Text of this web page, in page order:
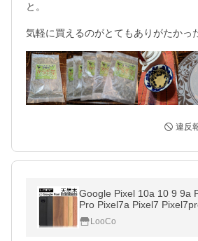
と。
気軽に買えるのがとてもありがたかっ
違反
Google Pixel 10a 10 9 9a
Pro Pixel7a Pixel7
手帳 pixel6 Pro pixel5 4a
マホケース 本革
LooCo